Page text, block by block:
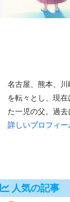
名古屋、熊本、
を転々とし、現
詳しいプロフィー
人気の記事